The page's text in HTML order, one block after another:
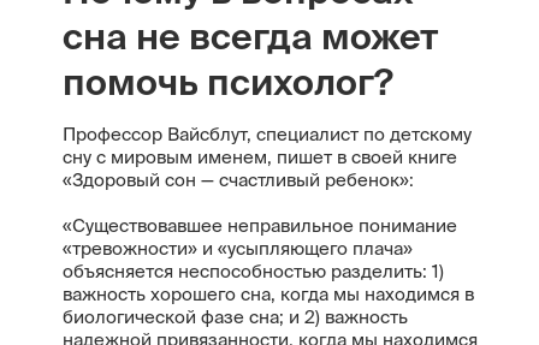
сна не всегда может
помочь психолог?
Профессор Вайсблут, специалист по детскому
сну с мировым именем, пишет в своей книге
«Здоровый сон — счастливый ребенок»:
«Существовавшее неправильное понимание
«тревожности» и «усыпляющего плача»
объясняется неспособностью разделить: 1)
важность хорошего сна, когда мы находимся в
биологической фазе сна; и 2) важность
надежной привязанности, когда мы находимся